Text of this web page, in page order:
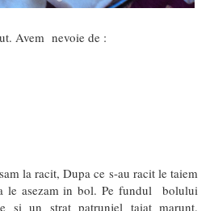
Avem nevoie de :
la racit, Dupa ce s-au racit le taiem
le asezam in bol. Pe fundul bolului
si un strat patrunjel taiat marunt.